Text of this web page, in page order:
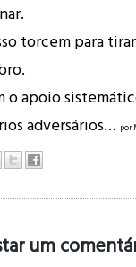
torcem para
o apoio
adversários… por
um